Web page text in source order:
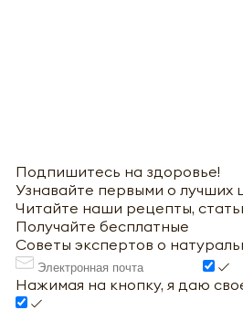
Подпишитесь на здоровье!
Узнавайте первыми о лучших
Читайте наши рецепты,
Получайте бесплатные
Советы экспертов о
Нажимая на кнопку, я даю